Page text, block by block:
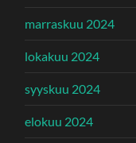
marraskuu 2024
lokakuu 2024
syyskuu 2024
elokuu 2024